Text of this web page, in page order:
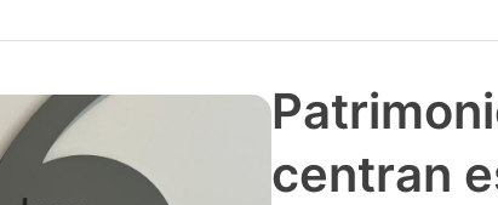
centran